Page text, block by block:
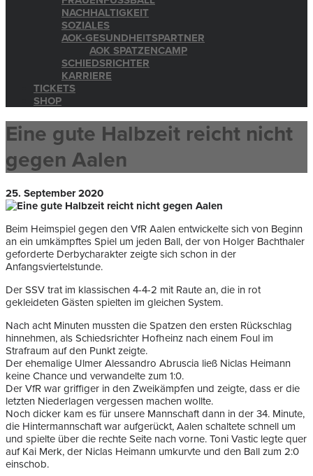
NACHHALTIGKEIT
SOZIALES
AOK-GESUNDHEITSPARTNER
AOK SPATZENCAMP
SCHIEDSRICHTER
KARRIERE
TICKETS
SHOP
Eine gute Halbzeit reicht nicht
gegen Aalen
25. September 2020
Beim Heimspiel gegen den VfR Aalen entwickelte sich von Beginn
an ein umkämpftes Spiel um jeden Ball, der von Holger Bachthaler
geforderte Derbycharakter zeigte sich schon in der
Anfangsviertelstunde.
Der SSV trat im klassischen 4-4-2 mit Raute an, die in rot
gekleideten Gästen spielten im gleichen System.
Nach acht Minuten mussten die Spatzen den ersten Rückschlag
hinnehmen, als Schiedsrichter Hofheinz nach einem Foul im
Strafraum auf den Punkt zeigte.
Der ehemalige Ulmer Alessandro Abruscia ließ Niclas Heimann
keine Chance und verwandelte zum 1:0.
Der VfR war griffiger in den Zweikämpfen und zeigte, dass er die
letzten Niederlagen vergessen machen wollte.
Noch dicker kam es für unsere Mannschaft dann in der 34. Minute,
die Hintermannschaft war aufgerückt, Aalen schaltete schnell um
und spielte über die rechte Seite nach vorne. Toni Vastic legte quer
auf Kai Merk, der Niclas Heimann umkurvte und den Ball zum 2:0
einschob.